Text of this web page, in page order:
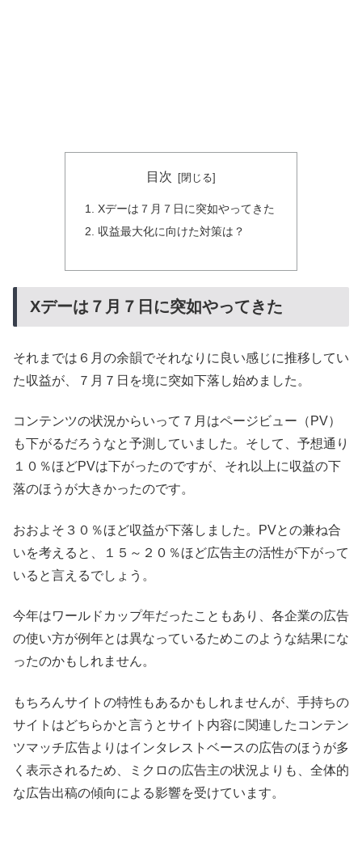
目次
Xデーは７月７日に突如やってきた
収益最大化に向けた対策は？
Xデーは７月７日に突如やってきた
それまでは６月の余韻でそれなりに良い感じに推移してい
た収益が、７月７日を境に突如下落し始めました。
コンテンツの状況からいって７月はページビュー（PV）
も下がるだろうなと予測していました。そして、予想通り
１０％ほどPVは下がったのですが、それ以上に収益の下
落のほうが大きかったのです。
おおよそ３０％ほど収益が下落しました。PVとの兼ね合
いを考えると、１５～２０％ほど広告主の活性が下がって
いると言えるでしょう。
今年はワールドカップ年だったこともあり、各企業の広告
の使い方が例年とは異なっているためこのような結果にな
ったのかもしれません。
もちろんサイトの特性もあるかもしれませんが、手持ちの
サイトはどちらかと言うとサイト内容に関連したコンテン
ツマッチ広告よりはインタレストベースの広告のほうが多
く表示されるため、ミクロの広告主の状況よりも、全体的
な広告出稿の傾向による影響を受けています。